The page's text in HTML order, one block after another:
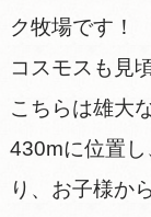
ク牧場です！
コスモスも見
こちらは雄大
430mに位置
り、お子様か